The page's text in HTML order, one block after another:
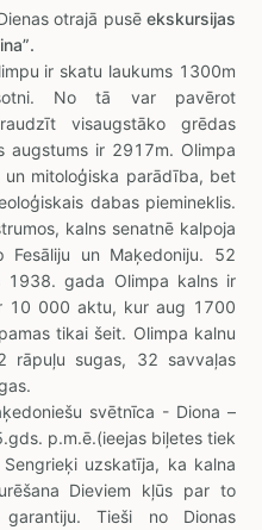
otrajā pusē ekskursijas
ir skatu laukums 1300m
No tā var pavērot
visaugstāko grēdas
augstums ir 2917m. Olimpa
mitoloģiska parādība, bet
dabas piemineklis.
kalns senatnē kalpoja
Fesāliju un Maķedoniju. 52
1938. gada Olimpa kalns ir
10 000 aktu, kur aug 1700
tikai šeit. Olimpa kalnu
rāpuļu sugas, 32 savvaļas
svētnīca - Diona –
p.m.ē.(ieejas biļetes tiek
uzskatīja, ka kalna
Dieviem kļūs par to
Tieši no Dionas